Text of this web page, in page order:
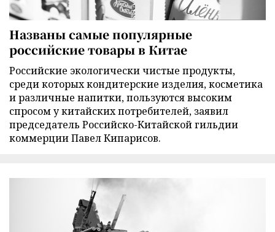
Названы самые популярные
российские товары в Китае
Российские экологически чистые продукты,
среди которых кондитерские изделия, косметика
и различные напитки, пользуются высоким
спросом у китайских потребителей, заявил
председатель Российско-Китайской гильдии
коммерции Павел Кипарисов.